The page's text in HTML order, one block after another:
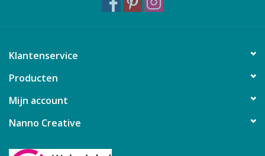
Klantenservice
Producten
Mijn account
Nanno Creative